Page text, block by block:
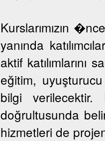
Kurslarımızın
yanında
aktif
eğitim,
bilgi verilecektir.
doğrultusunda
hizmetleri de